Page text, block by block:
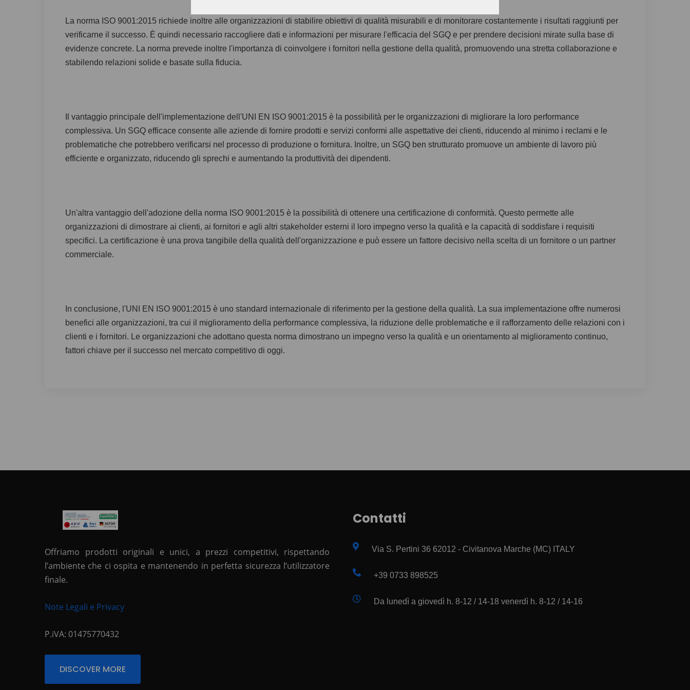
La norma ISO 9001:2015 richiede inoltre alle organizzazioni di stabilire obiettivi di qualità misurabili e di monitorare costantemente i risultati raggiunti per
verificarne il successo. È quindi necessario raccogliere dati e informazioni per misurare l'efficacia del SGQ e per prendere decisioni mirate sulla base di
evidenze concrete. La norma prevede inoltre l'importanza di coinvolgere i fornitori nella gestione della qualità, promuovendo una stretta collaborazione e
stabilendo relazioni solide e basate sulla fiducia.
Il vantaggio principale dell'implementazione dell'UNI EN ISO 9001:2015 è la possibilità per le organizzazioni di migliorare la loro performance
complessiva. Un SGQ efficace consente alle aziende di fornire prodotti e servizi conformi alle aspettative dei clienti, riducendo al minimo i reclami e le
problematiche che potrebbero verificarsi nel processo di produzione o fornitura. Inoltre, un SGQ ben strutturato promuove un ambiente di lavoro più
efficiente e organizzato, riducendo gli sprechi e aumentando la produttività dei dipendenti.
Un'altra vantaggio dell'adozione della norma ISO 9001:2015 è la possibilità di ottenere una certificazione di conformità. Questo permette alle
organizzazioni di dimostrare ai clienti, ai fornitori e agli altri stakeholder esterni il loro impegno verso la qualità e la capacità di soddisfare i requisiti
specifici. La certificazione è una prova tangibile della qualità dell'organizzazione e può essere un fattore decisivo nella scelta di un fornitore o un partner
commerciale.
In conclusione, l'UNI EN ISO 9001:2015 è uno standard internazionale di riferimento per la gestione della qualità. La sua implementazione offre numerosi
benefici alle organizzazioni, tra cui il miglioramento della performance complessiva, la riduzione delle problematiche e il rafforzamento delle relazioni con i
clienti e i fornitori. Le organizzazioni che adottano questa norma dimostrano un impegno verso la qualità e un orientamento al miglioramento continuo,
fattori chiave per il successo nel mercato competitivo di oggi.
Offriamo prodotti originali e unici, a prezzi competitivi, rispettando
l’ambiente che ci ospita e mantenendo in perfetta sicurezza l’utilizzatore
finale.
Note Legali e Privacy
P.iVA: 01475770432
DISCOVER MORE
Contatti
Via S. Pertini 36 62012 - Civitanova Marche (MC) ITALY
+39 0733 898525
Da lunedì a giovedì h. 8-12 / 14-18 venerdì h. 8-12 / 14-16